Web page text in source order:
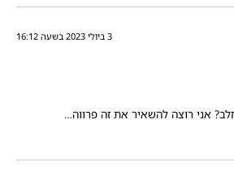
3 ביולי 2023 בשעה 16:12
אני רוצה להשאיר את זה פרווה…